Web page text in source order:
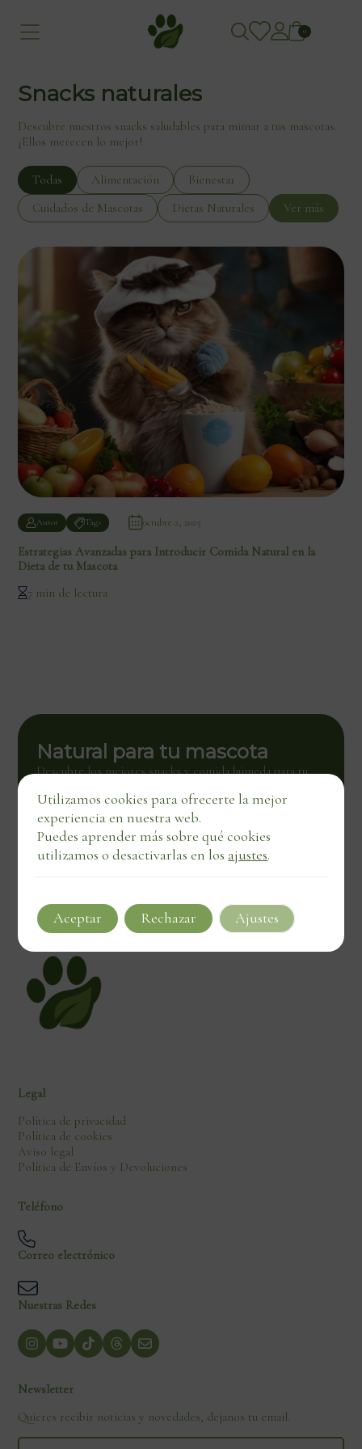
0
Snacks naturales
Descubre nuestros snacks saludables para mimar a tus mascotas.
¡Ellos merecen lo mejor!
Todas Alimentación
Bienestar
Cuidados de Mascotas
Dietas Naturales Ver más
Autor Tags octubre 2, 2025
Estrategias Avanzadas para Introducir Comida Natural en la
Dieta de tu Mascota
7 min de lectura
Natural para tu mascota
Descubre los mejores snacks y comida húmeda para tu
negocios locales.
Ver tienda
Legal
Política de privacidad
Política de cookies
Aviso legal
Política de Envíos y Devoluciones
Teléfono
Correo electrónico
Nuestras Redes
Newsletter
Quieres recibir noticias y novedades, dejanos tu email.
Utilizamos cookies para ofrecerte la mejor
experiencia en nuestra web.
Puedes aprender más sobre qué cookies
utilizamos o desactivarlas en los ajustes.
Aceptar Rechazar Ajustes